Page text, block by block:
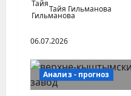
Тайя Гильманова
06.07.2026
Анализ - прогноз